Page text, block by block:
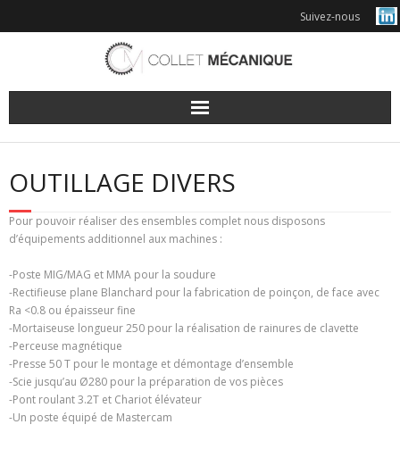
Suivez-nous
OUTILLAGE DIVERS
Pour pouvoir réaliser des ensembles complet nous disposons
d’équipements additionnel aux machines :
-Poste MIG/MAG et MMA pour la soudure
-Rectifieuse plane Blanchard pour la fabrication de poinçon, de face avec
Ra <0.8 ou épaisseur fine
-Mortaiseuse longueur 250 pour la réalisation de rainures de clavette
-Perceuse magnétique
-Presse 50 T pour le montage et démontage d’ensemble
-Scie jusqu’au Ø280 pour la préparation de vos pièces
-Pont roulant 3.2T et Chariot élévateur
-Un poste équipé de Mastercam